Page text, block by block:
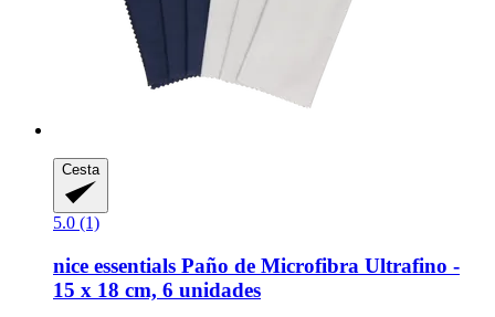
Cesta
5.0 (1)
nice essentials Paño de Microfibra Ultrafino -​
15 x 18 cm, 6 unidades